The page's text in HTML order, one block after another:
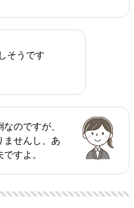
そうです
のですが、
ませんし、あ
すよ。